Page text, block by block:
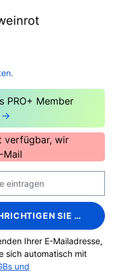
PRO+ Member
→
verfügbar, wir
Mail
SIE MICH
Ihrer E-Mailadresse,
sich automatisch mit
und